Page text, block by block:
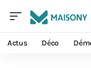
Actus Déco